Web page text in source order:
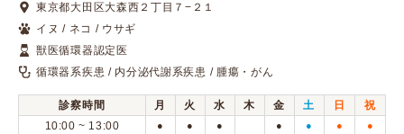
口コミ検索
Calooペットとは？
口コミ投稿
東京都大田区大森西２丁目７−２１
イヌ / ネコ / ウサギ
獣医循環器認定医
循環器系疾患 / 内分泌代謝系疾患 / 腫瘍・がん
診察時間 月 火 水 木 金 土 日
祝
10:00 ~ 13:00
● ● ● ● ● ● ●